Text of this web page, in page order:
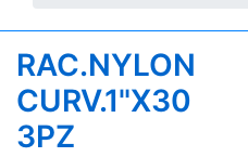
RAC.NYLON
CURV.1"X30
3PZ